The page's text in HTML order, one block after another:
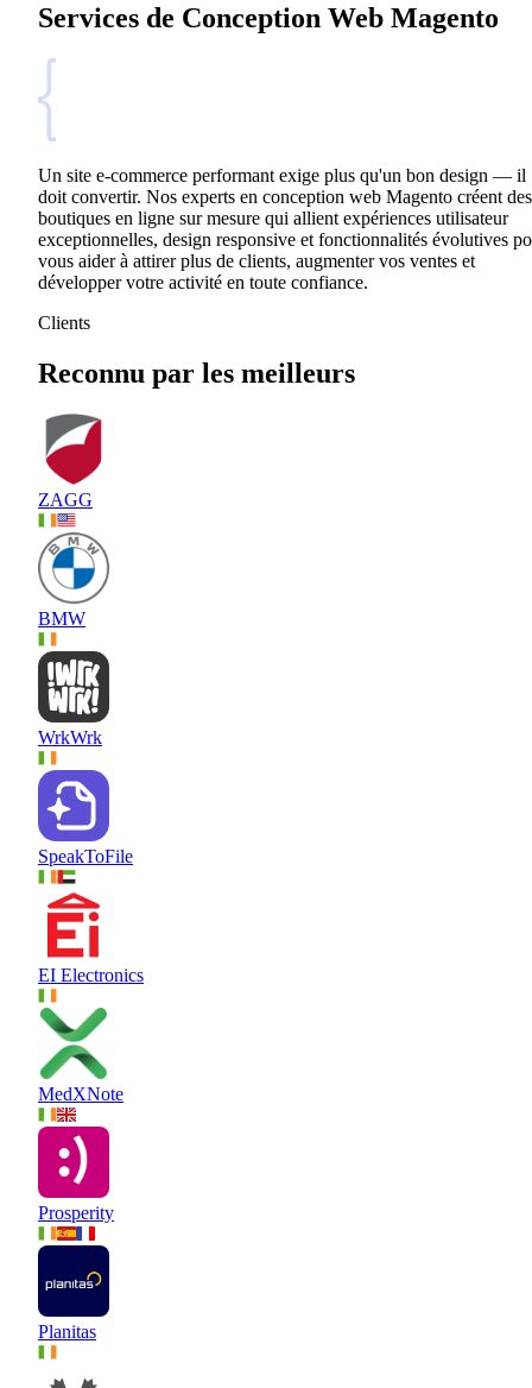
Services de Conception Web Magento
Un site e-commerce performant exige plus qu'un bon design — il
doit convertir. Nos experts en conception web Magento créent des
boutiques en ligne sur mesure qui allient expériences utilisateur
exceptionnelles, design responsive et fonctionnalités évolutives
vous aider à attirer plus de clients, augmenter vos ventes et
développer votre activité en toute confiance.
Clients
Reconnu par les meilleurs
ZAGG
BMW
WrkWrk
SpeakToFile
EI Electronics
MedXNote
Prosperity
Planitas